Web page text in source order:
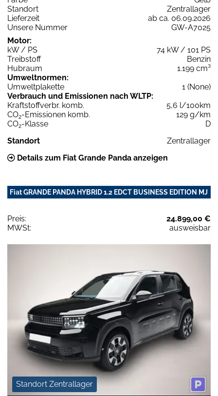
Standort
Zentrallager
Lieferzeit
ab ca. 06.09.2026
Unsere Nummer
GW-A7025
Motor:
kW / PS
74 kW / 101 PS
Treibstoff
Benzin
Hubraum
1.199 cm³
Umweltnormen:
Umweltplakette
1 (None)
Verbrauch und Emissionen nach WLTP:
Kraftstoffverbr. komb.
5,6 l/100km
CO2-Emissionen komb.
129 g/km
CO2-Klasse
D
Standort
Zentrallager
Details zum Fiat Grande Panda anzeigen
Fiat GRANDE PANDA HYBRID 1.2 EDCT BUSINESS EDITION MJ
Preis:
24.899,00 €
MWSt:
ausweisbar
Standort Zentrallager